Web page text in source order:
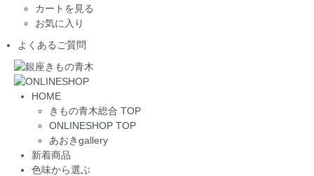
カートを見る
お気に入り
よくあるご質問
HOME
きもの青木総合 TOP
ONLINESHOP TOP
あおきgallery
新着商品
色味から選ぶ